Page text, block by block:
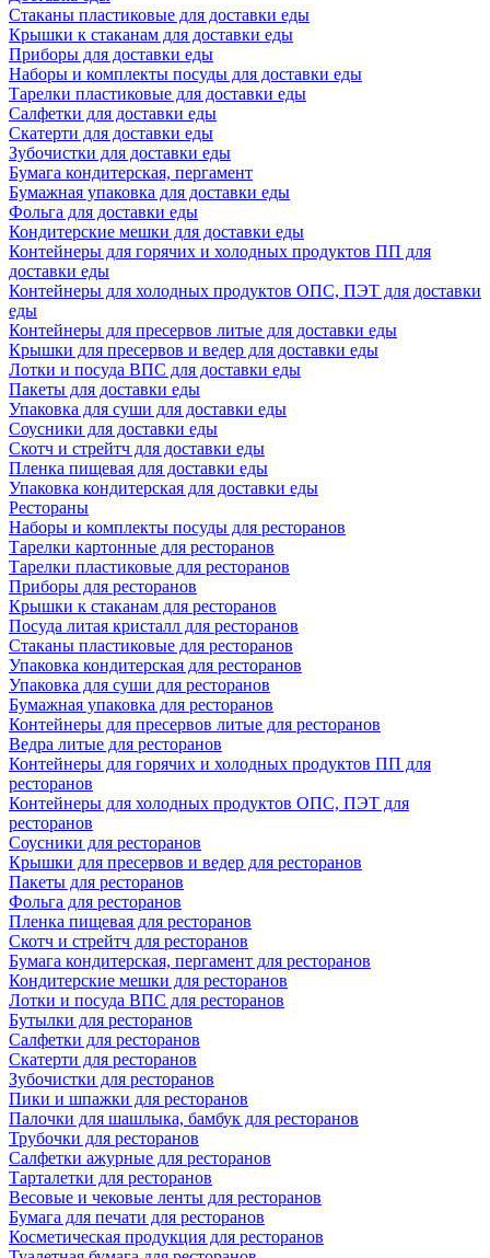
Стаканы пластиковые для доставки еды
Крышки к стаканам для доставки еды
Приборы для доставки еды
Наборы и комплекты посуды для доставки еды
Тарелки пластиковые для доставки еды
Салфетки для доставки еды
Скатерти для доставки еды
Зубочистки для доставки еды
Бумага кондитерская, пергамент
Бумажная упаковка для доставки еды
Фольга для доставки еды
Кондитерские мешки для доставки еды
Контейнеры для горячих и холодных продуктов ПП для
доставки еды
Контейнеры для холодных продуктов ОПС, ПЭТ для доставки
еды
Контейнеры для пресервов литые для доставки еды
Крышки для пресервов и ведер для доставки еды
Лотки и посуда ВПС для доставки еды
Пакеты для доставки еды
Упаковка для суши для доставки еды
Соусники для доставки еды
Скотч и стрейтч для доставки еды
Пленка пищевая для доставки еды
Упаковка кондитерская для доставки еды
Рестораны
Наборы и комплекты посуды для ресторанов
Тарелки картонные для ресторанов
Тарелки пластиковые для ресторанов
Приборы для ресторанов
Крышки к стаканам для ресторанов
Посуда литая кристалл для ресторанов
Стаканы пластиковые для ресторанов
Упаковка кондитерская для ресторанов
Упаковка для суши для ресторанов
Бумажная упаковка для ресторанов
Контейнеры для пресервов литые для ресторанов
Ведра литые для ресторанов
Контейнеры для горячих и холодных продуктов ПП для
ресторанов
Контейнеры для холодных продуктов ОПС, ПЭТ для
ресторанов
Соусники для ресторанов
Крышки для пресервов и ведер для ресторанов
Пакеты для ресторанов
Фольга для ресторанов
Пленка пищевая для ресторанов
Скотч и стрейтч для ресторанов
Бумага кондитерская, пергамент для ресторанов
Кондитерские мешки для ресторанов
Лотки и посуда ВПС для ресторанов
Бутылки для ресторанов
Салфетки для ресторанов
Скатерти для ресторанов
Зубочистки для ресторанов
Пики и шпажки для ресторанов
Палочки для шашлыка, бамбук для ресторанов
Трубочки для ресторанов
Салфетки ажурные для ресторанов
Тарталетки для ресторанов
Весовые и чековые ленты для ресторанов
Бумага для печати для ресторанов
Косметическая продукция для ресторанов